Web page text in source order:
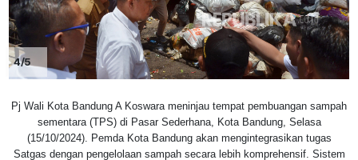
4/5
Pj Wali Kota Bandung A Koswara meninjau tempat pembuangan sampah
sementara (TPS) di Pasar Sederhana, Kota Bandung, Selasa
(15/10/2024). Pemda Kota Bandung akan mengintegrasikan tugas
Satgas dengan pengelolaan sampah secara lebih komprehensif. Sistem